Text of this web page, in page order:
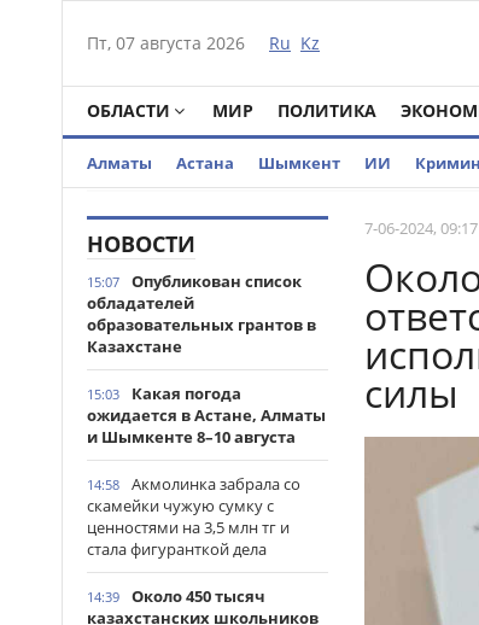
Пт, 07 августа 2026 Ru Kz
ОБЛАСТИ МИР ПОЛИТИКА
Алматы Астана Шымкент ИИ
НОВОСТИ
15:07
Опубликован список
обладателей
образовательных грантов в
Казахстане
15:03
Какая погода
ожидается в Астане, Алматы
и Шымкенте 8–10 августа
14:58
Акмолинка забрала со
скамейки чужую сумку с
ценностями на 3,5 млн тг и
стала фигуранткой дела
14:39
Около 450 тысяч
казахстанских школьников
7-06-2024, 09:17
силы